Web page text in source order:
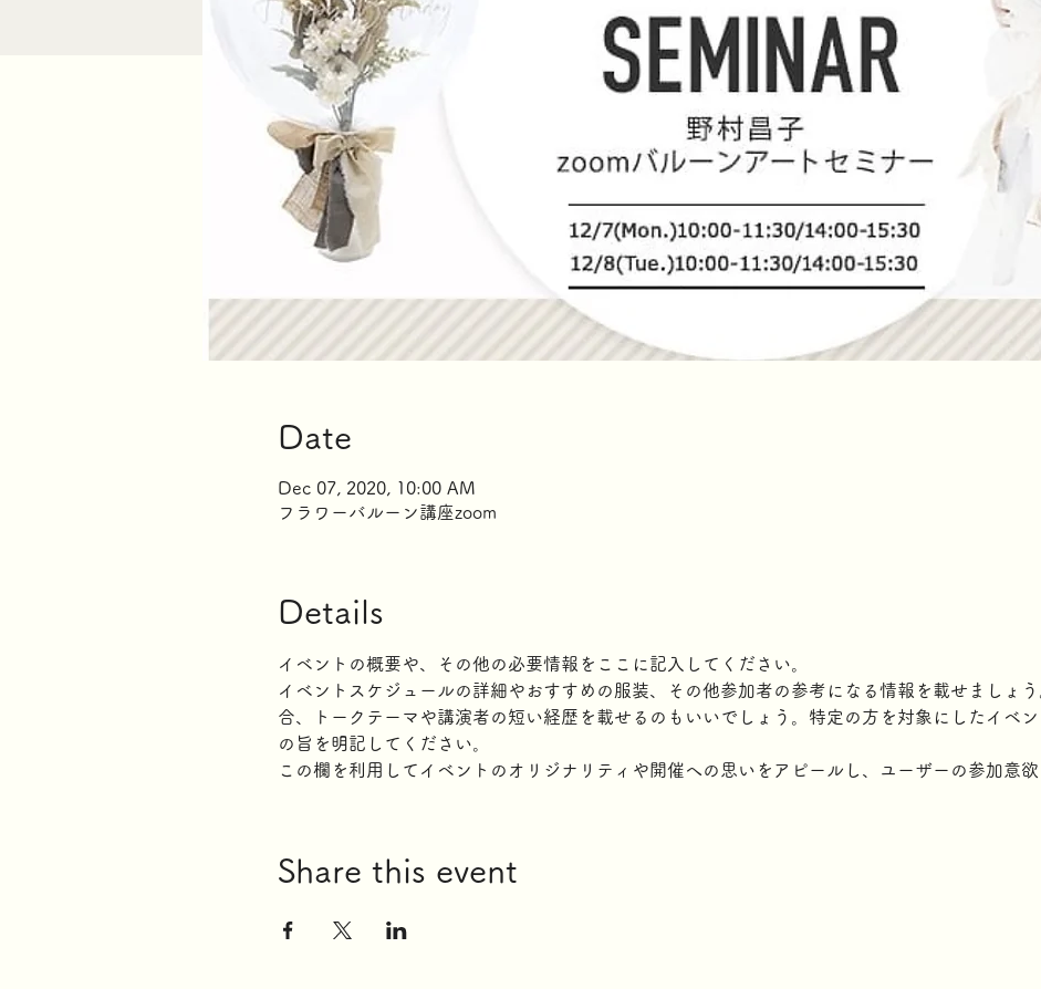
Date
Dec 07, 2020, 10:00 AM
フラワーバルーン講座zoom
Details
イベントの概要や、その他の必要情報をここに記入してください。
イベントスケジュールの詳細やおすすめの服装、その他参加者の参考になる情報を載せましょ
合、トークテーマや講演者の短い経歴を載せるのもいいでしょう。特定の方を対象にしたイベ
の旨を明記してください。
この欄を利用してイベントのオリジナリティや開催への思いをアピールし、ユーザーの参加意欲
Share this event